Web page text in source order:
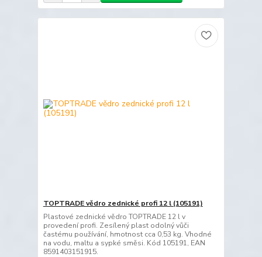
TOPTRADE vědro zednické profi 12 l (105191)
Plastové zednické vědro TOPTRADE 12 l v
provedení profi. Zesílený plast odolný vůči
častému používání, hmotnost cca 0,53 kg. Vhodné
na vodu, maltu a sypké směsi. Kód 105191, EAN
8591403151915.